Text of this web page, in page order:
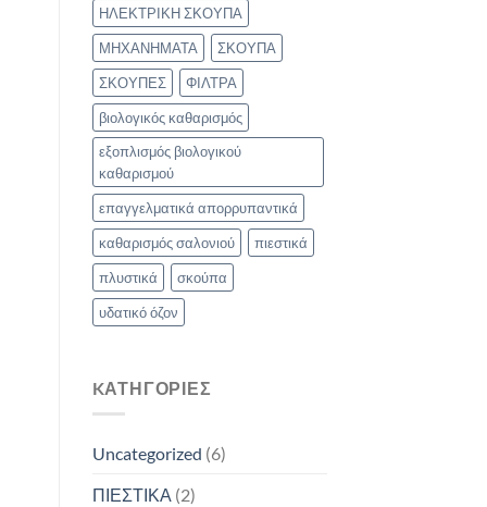
ΗΛΕΚΤΡΙΚΗ ΣΚΟΥΠΑ
ΜΗΧΑΝΗΜΑΤΑ
ΣΚΟΥΠΑ
ΣΚΟΥΠΕΣ
ΦΙΛΤΡΑ
βιολογικός καθαρισμός
εξοπλισμός βιολογικού
καθαρισμού
επαγγελματικά απορρυπαντικά
καθαρισμός σαλονιού
πιεστικά
πλυστικά
σκούπα
υδατικό όζον
KΑΤΗΓΟΡΊΕΣ
Uncategorized (6)
ΠΙΕΣΤΙΚΑ (2)